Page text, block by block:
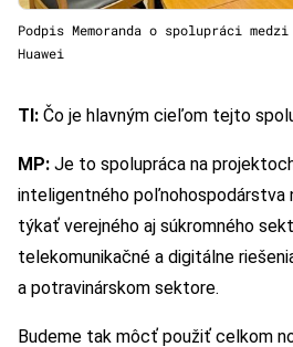
Podpis Memoranda o spolupráci medzi
Huawei
TI: Čo je hlavným cieľom tejto
MP: Je to spolupráca na
inteligentného poľnohospodárstva
týkať verejného aj súkromného
telekomunikačné a digitálne
a potravinárskom sektore.
Budeme tak môcť použiť celkom